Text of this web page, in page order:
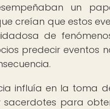
un
creían que estos
de
predecir eventos
influía en la toma
para